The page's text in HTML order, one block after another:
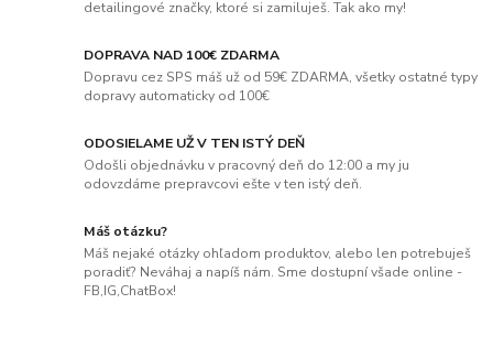
detailingové značky, ktoré si zamiluješ. Tak ako my!
DOPRAVA NAD 100€ ZDARMA
Dopravu cez SPS máš už od 59€ ZDARMA, všetky ostatné typy
dopravy automaticky od 100€
ODOSIELAME UŽ V TEN ISTÝ DEŇ
Odošli objednávku v pracovný deň do 12:00 a my ju
odovzdáme prepravcovi ešte v ten istý deň.
Máš otázku?
Máš nejaké otázky ohľadom produktov, alebo len potrebuješ
poradiť? Neváhaj a napíš nám. Sme dostupní všade online -
FB,IG,ChatBox!